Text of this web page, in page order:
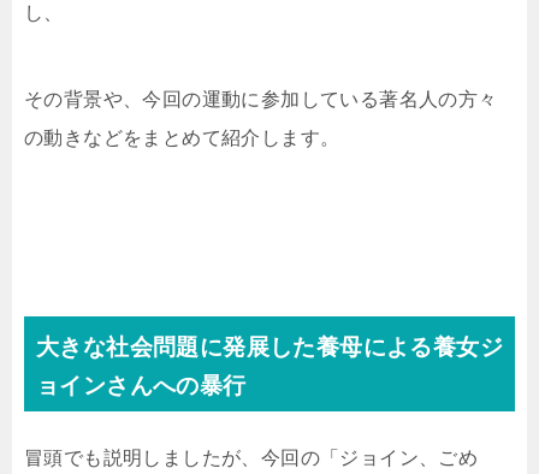
し、
その背景や、今回の運動に参加している著名人の方々
の動きなどをまとめて紹介します。
大きな社会問題に発展した養母による養女ジ
ョインさんへの暴行
冒頭でも説明しましたが、今回の「ジョイン、ごめ